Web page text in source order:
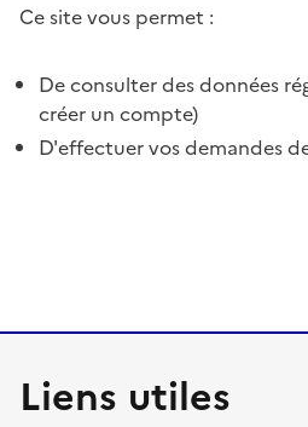
Ce site vous permet :
De consulter des données
créer un compte)
D'effectuer vos demandes
Liens utiles